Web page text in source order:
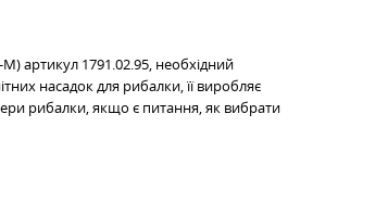
артикул 1791.02.95, необхідний
насадок для рибалки, її виробляє
рибалки, якщо є питання, як вибрати